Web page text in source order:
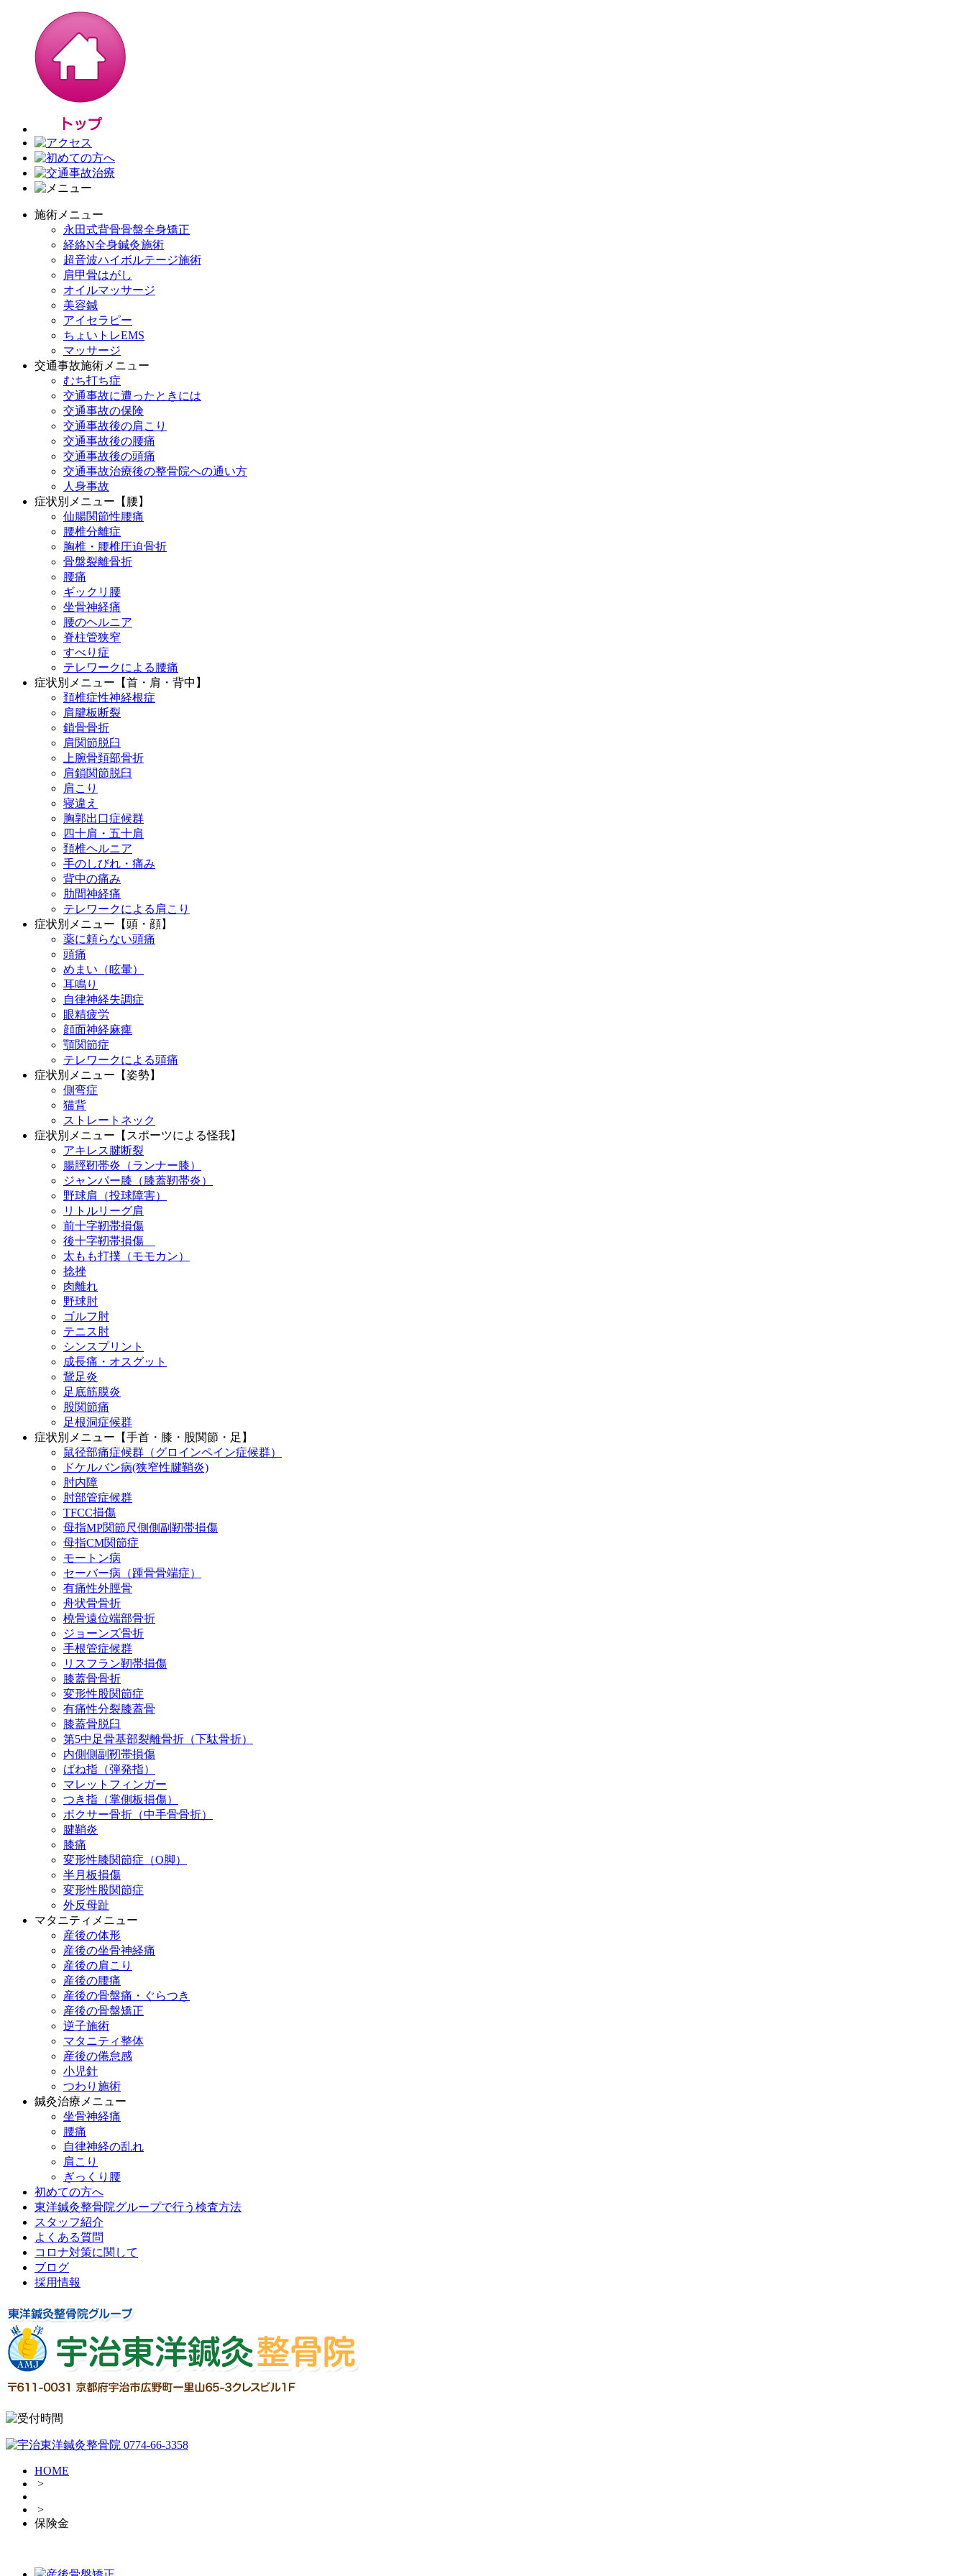
施術メニュー
永田式背骨骨盤全身矯正
経絡N全身鍼灸施術
超音波ハイボルテージ施術
肩甲骨はがし
オイルマッサージ
美容鍼
アイセラピー
ちょいトレEMS
マッサージ
交通事故施術メニュー
むち打ち症
交通事故に遭ったときには
交通事故の保険
交通事故後の肩こり
交通事故後の腰痛
交通事故後の頭痛
交通事故治療後の整骨院への通い方
人身事故
症状別メニュー【腰】
仙腸関節性腰痛
腰椎分離症
胸椎・腰椎圧迫骨折
骨盤裂離骨折
腰痛
ギックリ腰
坐骨神経痛
腰のヘルニア
脊柱管狭窄
すべり症
テレワークによる腰痛
症状別メニュー【首・肩・背中】
頚椎症性神経根症
肩腱板断裂
鎖骨骨折
肩関節脱臼
上腕骨頚部骨折
肩鎖関節脱臼
肩こり
寝違え
胸郭出口症候群
四十肩・五十肩
頚椎ヘルニア
手のしびれ・痛み
背中の痛み
肋間神経痛
テレワークによる肩こり
症状別メニュー【頭・顔】
薬に頼らない頭痛
頭痛
めまい（眩暈）
耳鳴り
自律神経失調症
眼精疲労
顔面神経麻痺
顎関節症
テレワークによる頭痛
症状別メニュー【姿勢】
側弯症
猫背
ストレートネック
症状別メニュー【スポーツによる怪我】
アキレス腱断裂
腸脛靭帯炎（ランナー膝）
ジャンパー膝（膝蓋靭帯炎）
野球肩（投球障害）
リトルリーグ肩
前十字靭帯損傷
後十字靭帯損傷
太もも打撲（モモカン）
捻挫
肉離れ
野球肘
ゴルフ肘
テニス肘
シンスプリント
成長痛・オスグット
鵞足炎
足底筋膜炎
股関節痛
足根洞症候群
症状別メニュー【手首・膝・股関節・足】
鼠径部痛症候群（グロインペイン症候群）
ドケルバン病(狭窄性腱鞘炎)
肘内障
肘部管症候群
TFCC損傷
母指MP関節尺側側副靭帯損傷
母指CM関節症
モートン病
セーバー病（踵骨骨端症）
有痛性外脛骨
舟状骨骨折
橈骨遠位端部骨折
ジョーンズ骨折
手根管症候群
リスフラン靭帯損傷
膝蓋骨骨折
変形性股関節症
有痛性分裂膝蓋骨
膝蓋骨脱臼
第5中足骨基部裂離骨折（下駄骨折）
内側側副靭帯損傷
ばね指（弾発指）
マレットフィンガー
つき指（掌側板損傷）
ボクサー骨折（中手骨骨折）
腱鞘炎
膝痛
変形性膝関節症（O脚）
半月板損傷
変形性股関節症
外反母趾
マタニティメニュー
産後の体形
産後の坐骨神経痛
産後の肩こり
産後の腰痛
産後の骨盤痛・ぐらつき
産後の骨盤矯正
逆子施術
マタニティ整体
産後の倦怠感
小児針
つわり施術
鍼灸治療メニュー
坐骨神経痛
腰痛
自律神経の乱れ
肩こり
ぎっくり腰
初めての方へ
東洋鍼灸整骨院グループで行う検査方法
スタッフ紹介
よくある質問
コロナ対策に関して
ブログ
採用情報
HOME
>
>
保険金